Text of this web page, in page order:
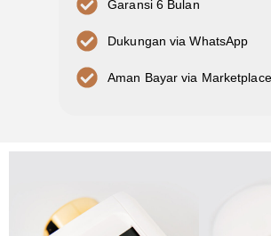
Garansi 6 Bulan
Dukungan via WhatsApp
Aman Bayar via Marketplace